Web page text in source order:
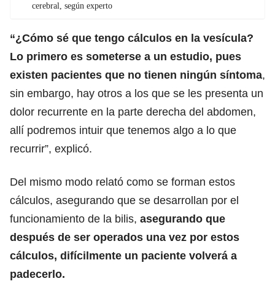
cerebral, según experto
“¿Cómo sé que tengo cálculos en la vesícula?
Lo primero es someterse a un estudio, pues
existen pacientes que no tienen ningún síntoma,
sin embargo, hay otros a los que se les presenta un
dolor recurrente en la parte derecha del abdomen,
allí podremos intuir que tenemos algo a lo que
recurrir”, explicó.
Del mismo modo relató como se forman estos
cálculos, asegurando que se desarrollan por el
funcionamiento de la bilis, asegurando que
después de ser operados una vez por estos
cálculos, difícilmente un paciente volverá a
padecerlo.